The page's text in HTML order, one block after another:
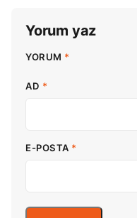
Yorum yaz
YORUM *
AD *
E-POSTA *